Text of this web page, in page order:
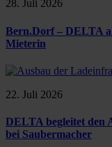
28. Juli 2026
Bern.Dorf – DELTA
Mieterin
22. Juli 2026
DELTA begleitet
bei Saubermacher